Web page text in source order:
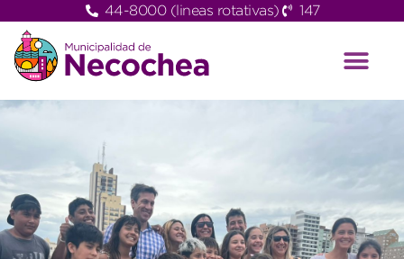
44-8000 (lineas rotativas) 147